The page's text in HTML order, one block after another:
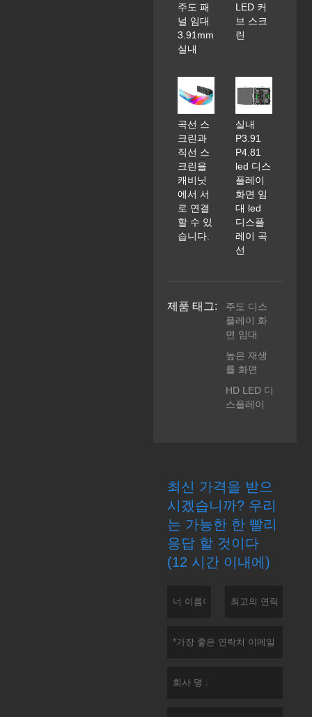
주도 패
널 임대
3.91mm
실내
LED 커
브 스크
린
곡선 스
크린과
직선 스
크린을
캐비닛
에서 서
로 연결
할 수 있
습니다.
실내
P3.91
P4.81
led 디스
플레이
화면 임
대 led
디스플
레이 곡
선
제품 태그:
주도 디스
플레이 화
면 임대
높은 재생
률 화면
HD LED 디
스플레이
최신 가격을 받으
시겠습니까? 우리
는 가능한 한 빨리
응답 할 것이다
(12 시간 이내에)